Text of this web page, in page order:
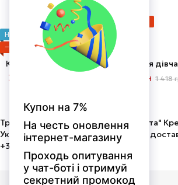
Новинка
−5%
Кросівки жіночі 36р
3 039 грн
Розпродаж
Хіт
−10%
1 276 грн 1 418
Трикотаж від виробника ТОВ "Мальта"
Україна. Оптом і в роздріб! Швидка
+380675058586